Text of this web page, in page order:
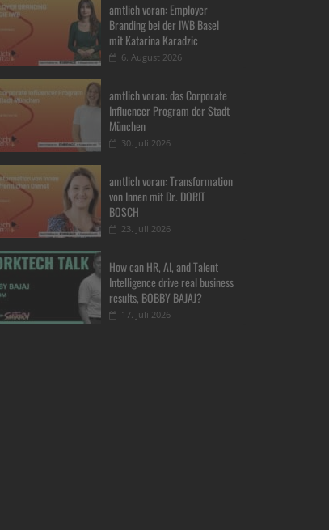
amtlich voran: Employer
Branding bei der IWB Basel
mit Katarina Karadzic
6. August 2026
amtlich voran: das Corporate
Influencer Program der Stadt
München
30. Juli 2026
amtlich voran: Transformation
von Innen mit Dr. DORIT
BOSCH
23. Juli 2026
How can HR, AI, and Talent
Intelligence drive real business
results, BOBBY BAJAJ?
17. Juli 2026